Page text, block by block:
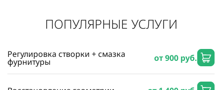
ПОПУЛЯРНЫЕ УСЛУГИ
Регулировка створки + смазка
фурнитуры от 900 руб.